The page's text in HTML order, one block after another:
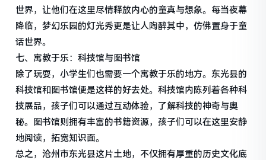
世界，让他们在这里尽情释放内心的童真与想象。每当夜幕
降临，梦幻乐园的灯光秀更是让人陶醉其中，仿佛置身于童
话世界。
七、寓教于乐：科技馆与图书馆
除了玩耍，小学生们也需要一个寓教于乐的地方。东光县的
科技馆和图书馆便是这样的好去处。科技馆内陈列着各种科
技展品，孩子们可以通过互动体验，了解科技的神奇与奥
秘。图书馆则拥有丰富的书籍资源，孩子们可以在这里安静
地阅读，拓宽知识面。
总之，沧州市东光县这片土地，不仅拥有厚重的历史文化底